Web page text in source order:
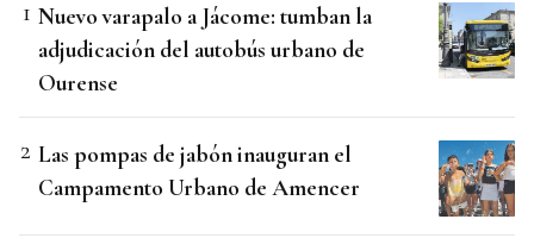
Nuevo varapalo a Jácome: tumban la
adjudicación del autobús urbano de
Ourense
Las pompas de jabón inauguran el
Campamento Urbano de Amencer